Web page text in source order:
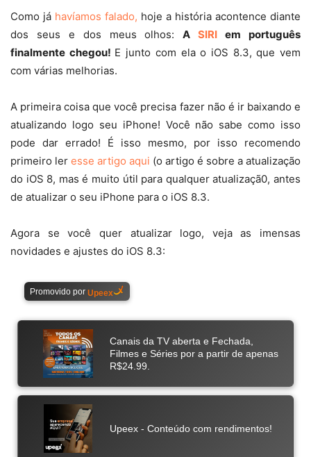
Como já havíamos falado, hoje a história acontence diante
dos seus e dos meus olhos:ASIRI em português
finalmente chegou! E junto com ela o iOS 8.3, que vem
com várias melhorias.
A primeira coisa que você precisa fazer não é ir baixando e
atualizando logo seu iPhone! Você não sabe como isso
pode dar errado! É isso mesmo, por isso recomendo
primeiro ler esse artigo aqui (o artigo é sobre a atualização
do iOS 8, mas é muito útil para qualquer atualizaçã0, antes
de atualizar o seu iPhone para o iOS 8.3.
Agora se você quer atualizar logo, veja as imensas
novidades e ajustes do iOS 8.3: